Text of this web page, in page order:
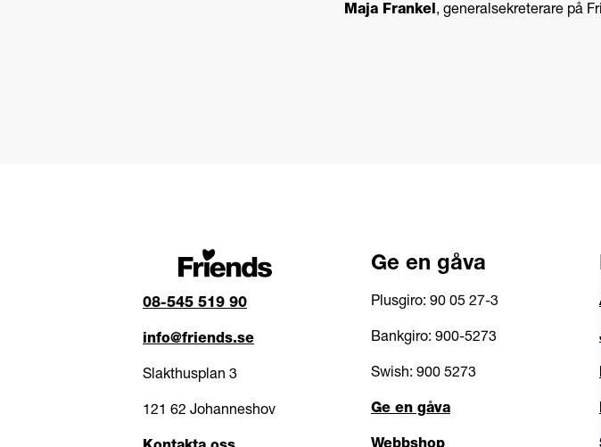
Maja Frankel, generalsekreterare på
08-545 519 90
info@friends.se
Slakthusplan 3
121 62 Johanneshov
Ge en gåva
Plusgiro: 90 05 27-3
Bankgiro: 900-5273
Swish: 900 5273
Ge en gåva